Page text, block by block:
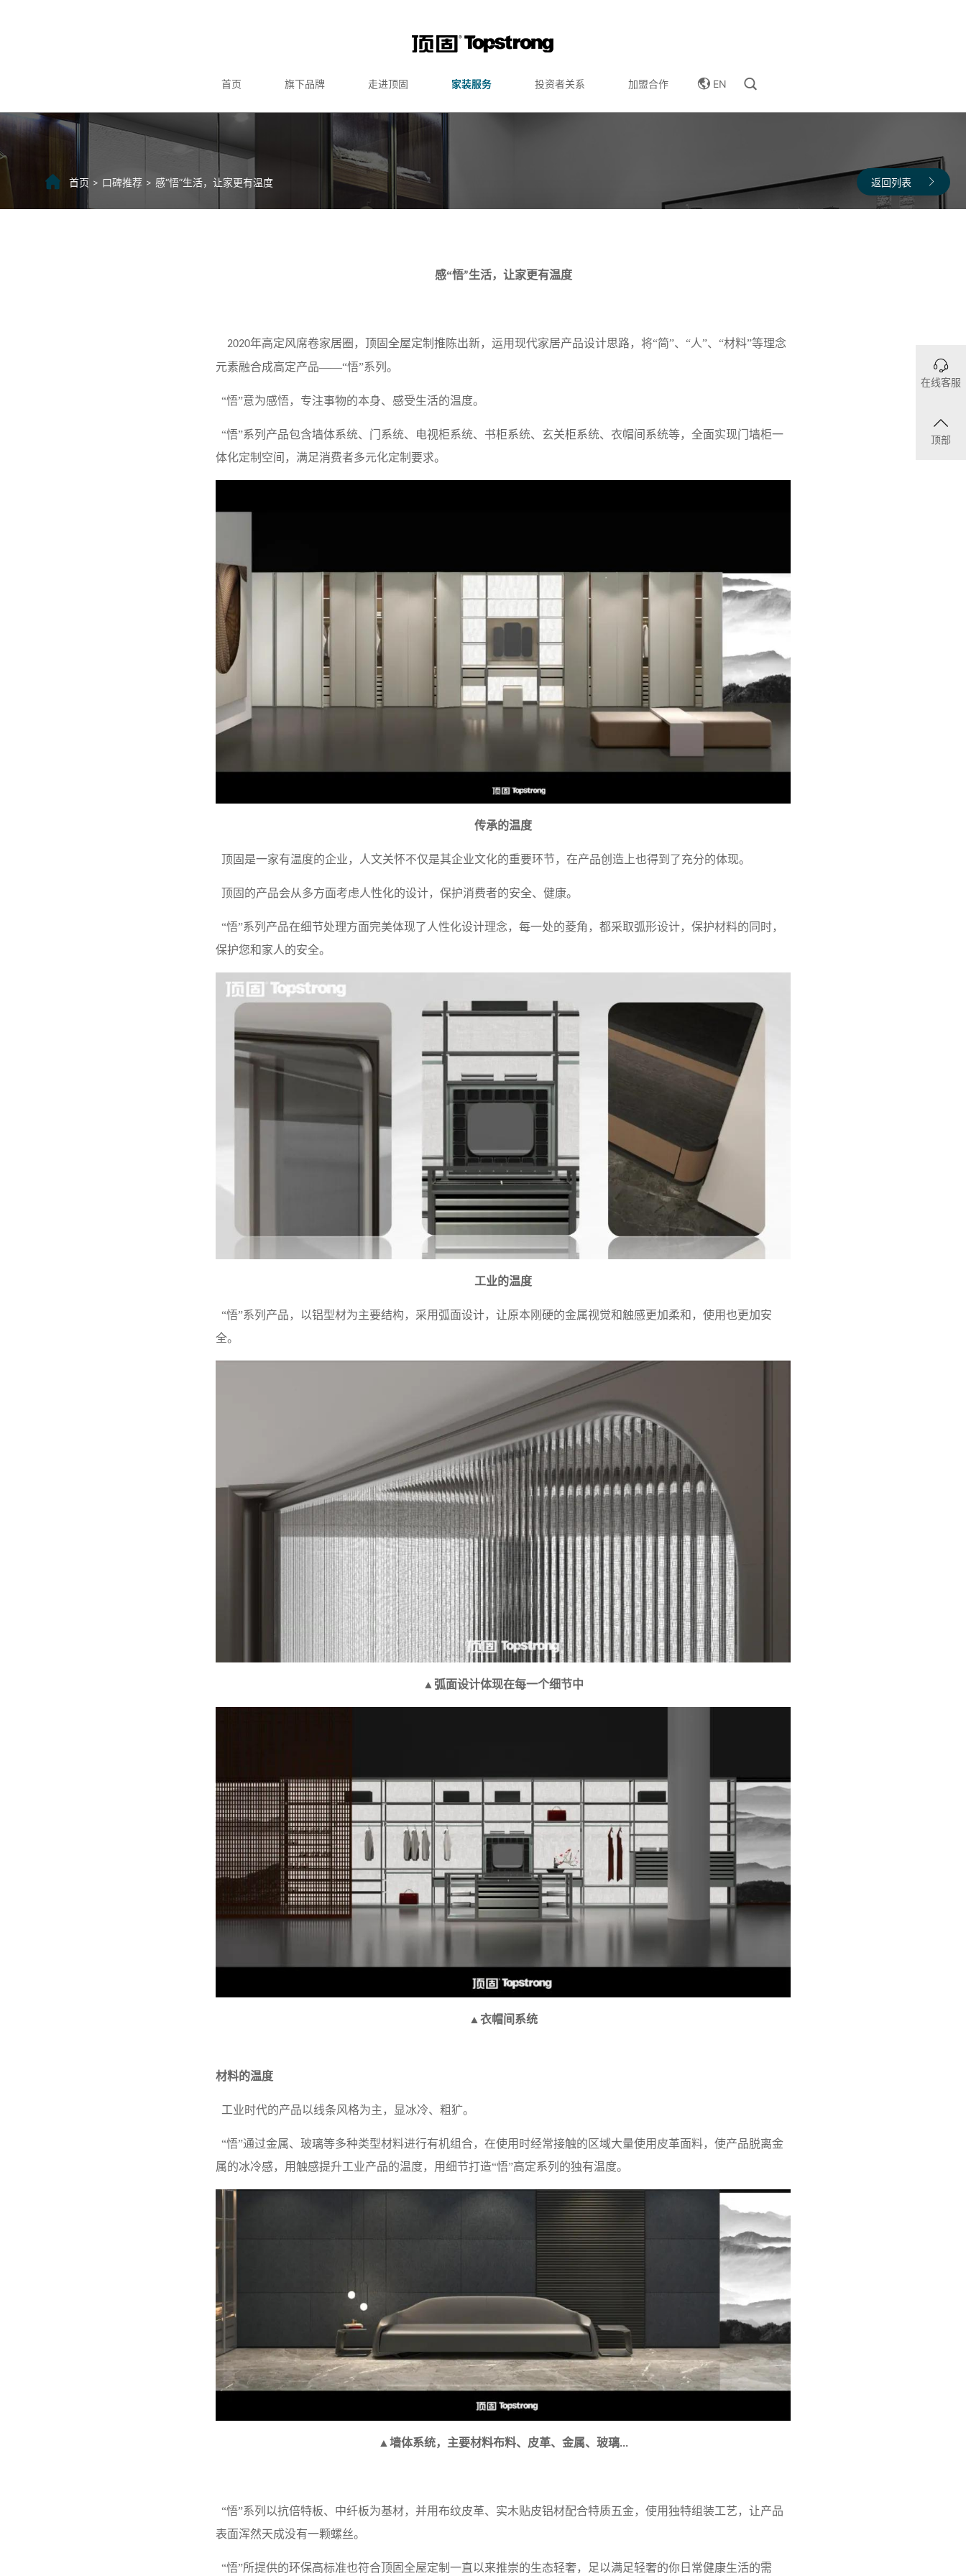
首页 旗下品牌 走进顶固 家装服务 投资者关系 加盟合作 EN
首页 > 口碑推荐 > 感“悟”生活，让家更有温度 返回列表
感“悟”生活，让家更有温度
2020年高定风席卷家居圈，顶固全屋定制推陈出新，运用现代家居产品设计思路，将“简”、“人”、“材料”等理念
元素融合成高定产品——“悟”系列。
“悟”意为感悟，专注事物的本身、感受生活的温度。
“悟”系列产品包含墙体系统、门系统、电视柜系统、书柜系统、玄关柜系统、衣帽间系统等，全面实现门墙柜一
体化定制空间，满足消费者多元化定制要求。
传承的温度
顶固是一家有温度的企业，人文关怀不仅是其企业文化的重要环节，在产品创造上也得到了充分的体现。
顶固的产品会从多方面考虑人性化的设计，保护消费者的安全、健康。
“悟”系列产品在细节处理方面完美体现了人性化设计理念，每一处的菱角，都采取弧形设计，保护材料的同时，
保护您和家人的安全。
工业的温度
“悟”系列产品，以铝型材为主要结构，采用弧面设计，让原本刚硬的金属视觉和触感更加柔和，使用也更加安
全。
▲弧面设计体现在每一个细节中
▲衣帽间系统
材料的温度
工业时代的产品以线条风格为主，显冰冷、粗犷。
“悟”通过金属、玻璃等多种类型材料进行有机组合，在使用时经常接触的区域大量使用皮革面料，使产品脱离金
属的冰冷感，用触感提升工业产品的温度，用细节打造“悟”高定系列的独有温度。
▲墙体系统，主要材料布料、皮革、金属、玻璃...
“悟”系列以抗倍特板、中纤板为基材，并用布纹皮革、实木贴皮铝材配合特质五金，使用独特组装工艺，让产品
表面浑然天成没有一颗螺丝。
“悟”所提供的环保高标准也符合顶固全屋定制一直以来推崇的生态轻奢，足以满足轻奢的你日常健康生活的需
在线客服
顶部